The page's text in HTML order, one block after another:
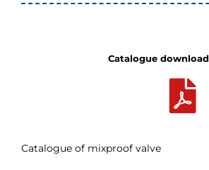
Catalogue download
Catalogue of mixproof valve